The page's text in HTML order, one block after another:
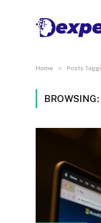
Home » Posts
BROWSING: